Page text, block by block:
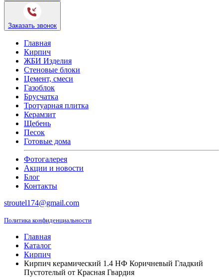
Заказать звонок
Главная
Кирпич
ЖБИ Изделия
Стеновые блоки
Цемент, смеси
Газоблок
Брусчатка
Тротуарная плитка
Керамзит
Щебень
Песок
Готовые дома
Фотогалерея
Акции и новости
Блог
Контакты
stroutel174@gmail.com
Политика конфиденциальности
Главная
Каталог
Кирпич
Кирпич керамический 1.4 НФ Коричневый Гладкий
Пустотелый от Красная Гвардия